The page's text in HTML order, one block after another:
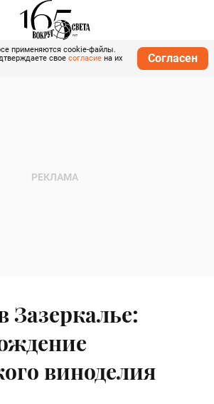
применяются cookie-файлы.
свое согласие на их
Согласен
Зазеркалье:
виноделия